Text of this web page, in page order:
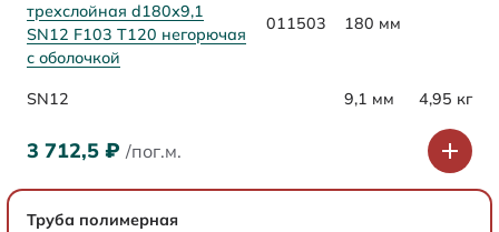
трехслойная d180х9,1
SN12 F103 Т120 негорючая
с оболочкой
011503 180 мм
SN12 9,1 мм 4,95 кг
3 712,5 ₽ /пог.м.
Труба полимерная